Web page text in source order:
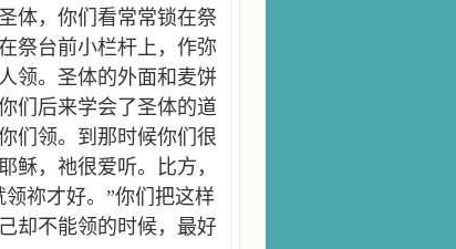
体，你们看常常锁在祭
祭台前小栏杆上，作弥
领。圣体的外面和麦饼
们后来学会了圣体的道
们领。到那时候你们很
稣，祂很爱听。比方，
祢才好。”你们把这样
却不能领的时候，最好